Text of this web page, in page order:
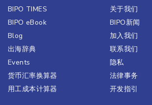
BIPO TIMES
BIPO eBook
Blog
出海辞典
Events
货币汇率换算器
用工成本计算器
关于我们
BIPO新闻​
加入我们
联系我们
隐私
法律事务
开发指引